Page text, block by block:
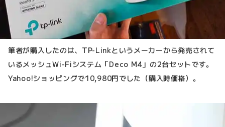
筆者が購入したのは、TP-Linkというメーカーから発売されて
いるメッシュWi-Fiシステム「Deco M4」の2台セットです。
Yahoo!ショッピングで10,980円でした（購入時価格）。